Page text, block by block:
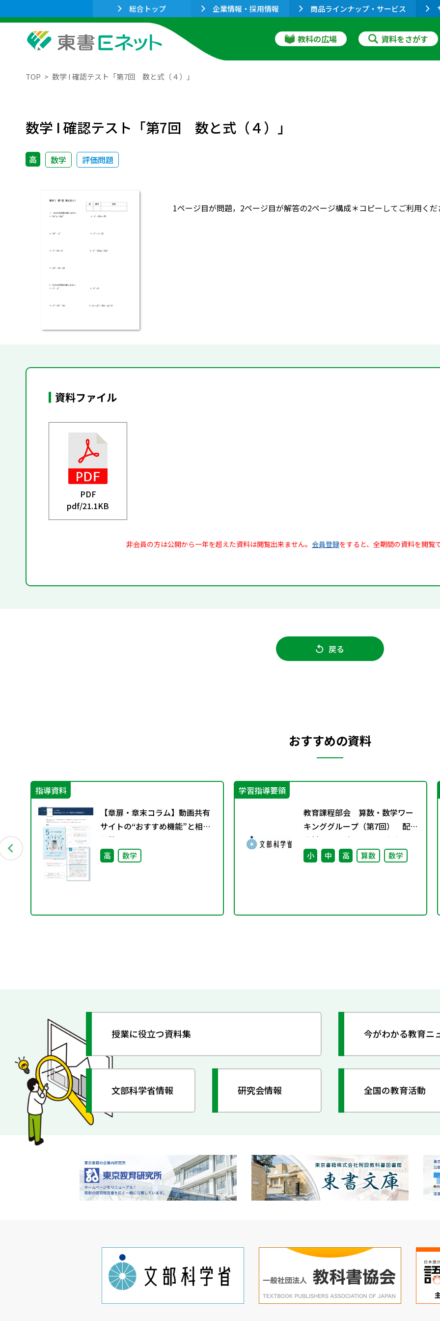
総合トップ 企業情報・採用情報 商品ラインナップ・サービス
教科の広場 資料をさがす
TOP 数学 I 確認テスト「第7回 数と式（４）」
数学 I 確認テスト「第7回 数と式（４）」
高 数学 評価問題
1ページ目が問題，2ページ目が解答の2ページ構成＊コピーしてご利用くだ
資料ファイル
PDF
pdf/21.1KB
非会員の方は公開から一年を超えた資料は閲覧出来ません。 会員登録をすると、全期間の資料を閲覧
戻る
おすすめの資料
指導資料
【章扉・章末コラム】動画共有
サイトの“おすすめ機能”と相関
係数
高 数学
学習指導要領
教育課程部会 算数・数学ワー
キンググループ（第7回） 配付
資料 ※理科ワーキンググルー
プ（第6回）と合同開催
小 中 高 算数 数学
授業に役立つ資料集 今がわかる教育ニ
文部科学省情報 研究会情報 全国の教育活動